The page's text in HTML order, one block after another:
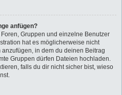
anfügen?
Gruppen und einzelne Benutzer
hat es möglicherweise nicht
in dem du deinen Beitrag
Gruppen dürfen Dateien hochladen.
falls du dir nicht sicher bist, wieso